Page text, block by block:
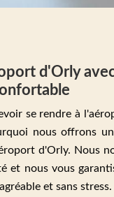
d'Orly
se rendre à
nous offrons
d'Orly. Nous
et nous vous
et sans stress.